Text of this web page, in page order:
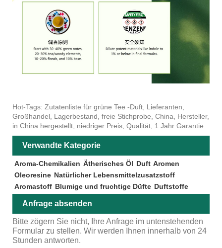
Hot-Tags: Zutatenliste für grüne Tee -Duft, Lieferanten,
Großhandel, Lagerbestand, freie Stichprobe, China, Hersteller,
in China hergestellt, niedriger Preis, Qualität, 1 Jahr Garantie
Verwandte Kategorie
Aroma-Chemikalien Ätherisches Öl Duft Aromen
Oleoresine Natürlicher Lebensmittelzusatzstoff
Aromastoff Blumige und fruchtige Düfte Duftstoffe
Anfrage absenden
Bitte zögern Sie nicht, Ihre Anfrage im untenstehenden
Formular zu stellen. Wir werden Ihnen innerhalb von 24
Stunden antworten.